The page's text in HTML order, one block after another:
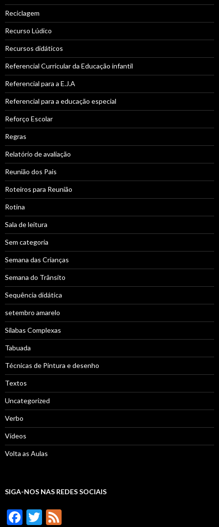
Reciclagem
Recurso Lúdico
Recursos didáticos
Referencial Curricular da Educação infantil
Referencial para a E.J.A
Referencial para a educação especial
Reforço Escolar
Regras
Relatório de avaliação
Reunião dos Pais
Roteiros para Reunião
Rotina
Sala de leitura
Sem categoria
Semana das Crianças
Semana do Trânsito
Sequência didática
setembro amarelo
Sílabas Complexas
Tabuada
Técnicas de Pintura e desenho
Textos
Uncategorized
Verbo
Vídeos
Volta as Aulas
SIGA-NOS NAS REDES SOCIAIS
F
T